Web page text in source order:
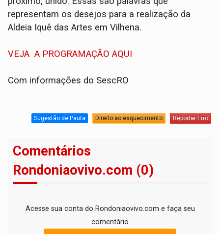
representam os desejos para a realização da
Aldeia Iquê das Artes em Vilhena.
VEJA A PROGRAMAÇÃO AQUI
Com informações do SescRO
Sugestão de Pauta Direito ao esquecimento Reportar Erro
Comentários
Rondoniaovivo.com (0)
Acesse sua conta do Rondoniaovivo.com e faça seu
comentário